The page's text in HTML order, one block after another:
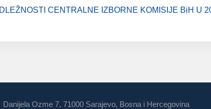
CENTRALNE IZBORNE KOMISIJE BiH U
Danijela Ozme 7, 71000 Sarajevo, Bosna i Hercegovina